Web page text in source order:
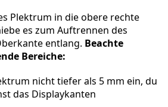
Plektrum in die obere rechte
es zum Auftrennen des
entlang. Beachte
Bereiche:
nicht tiefer als 5 mm ein, du
das Displaykanten